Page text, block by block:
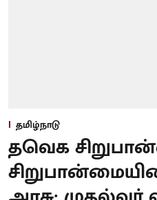
தமிழ்நாடு
தவெக